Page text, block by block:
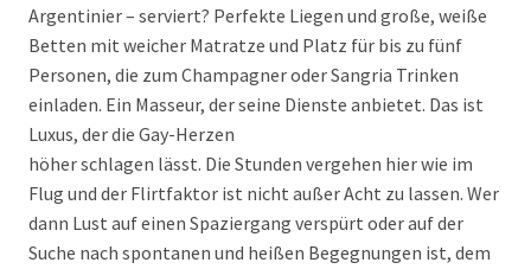
Argentinier – serviert? Perfekte Liegen und große, weiße
Betten mit weicher Matratze und Platz für bis zu fünf
Personen, die zum Champagner oder Sangria Trinken
einladen. Ein Masseur, der seine Dienste anbietet. Das ist
Luxus, der die Gay-Herzen
höher schlagen lässt. Die Stunden vergehen hier wie im
Flug und der Flirtfaktor ist nicht außer Acht zu lassen. Wer
dann Lust auf einen Spaziergang verspürt oder auf der
Suche nach spontanen und heißen Begegnungen ist, dem